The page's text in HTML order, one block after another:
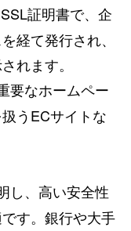
証明書で、企
経て発行され、
れます。
要なホームペー
うECサイトな
し、高い安全性
す。銀行や大手